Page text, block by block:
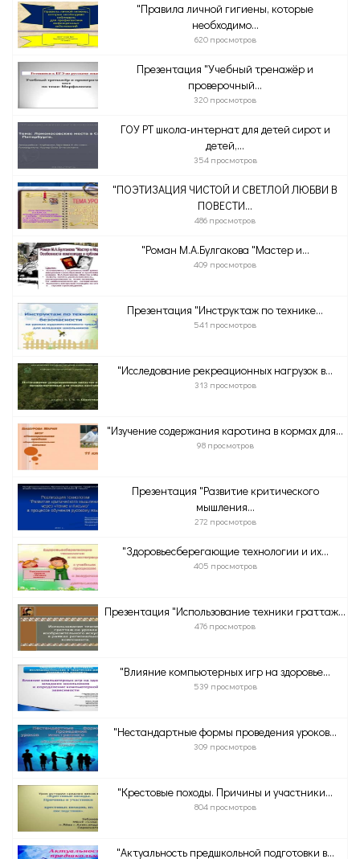
"Правила личной гигиены, которые
необходимо...
620 просмотров
Презентация "Учебный тренажёр и
проверочный...
320 просмотров
ГОУ РТ школа-интернат для детей сирот и
детей,...
354 просмотров
"ПОЭТИЗАЦИЯ ЧИСТОЙ И СВЕТЛОЙ ЛЮБВИ В
ПОВЕСТИ...
486 просмотров
"Роман М.А.Булгакова "Мастер и...
409 просмотров
Презентация "Инструктаж по технике...
541 просмотров
"Исследование рекреационных нагрузок в...
313 просмотров
"Изучение содержания каротина в кормах для...
98 просмотров
Презентация "Развитие критического
мышления...
272 просмотров
"Здоровьесберегающие технологии и их...
405 просмотров
Презентация "Использование техники граттаж...
476 просмотров
"Влияние компьютерных игр на здоровье...
539 просмотров
"Нестандартные формы проведения уроков...
309 просмотров
"Крестовые походы. Причины и участники...
804 просмотров
"Актуальность предшкольной подготовки в...